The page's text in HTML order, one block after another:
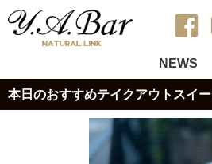
NEWS
本日のおすすめテイクアウトスイ